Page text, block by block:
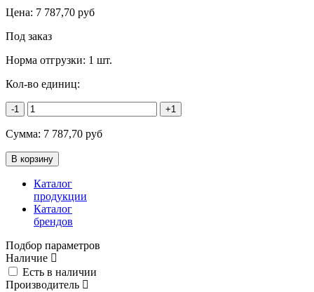
Цена: 7 787,70 руб
Под заказ
Норма отгрузки: 1 шт.
Кол-во единиц:
-1 +1
Сумма: 7 787,70 руб
Каталог
продукции
Каталог
брендов
Подбор параметров
Наличие
Есть в наличии
Производитель